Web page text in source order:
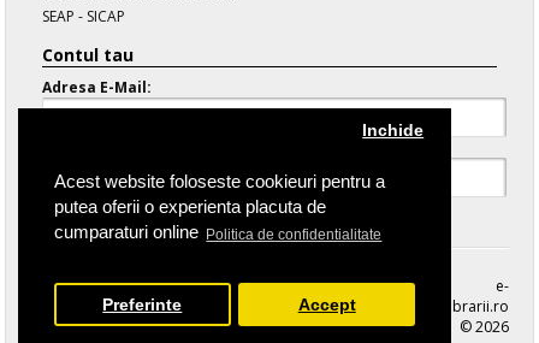
Acest website foloseste cookieuri pentru a
putea oferii o experienta placuta de
cumparaturi online Politica de confidentialitate
Inchide
Preferinte Accept
SEAP - SICAP
Contul tau
Adresa E-Mail:
Parola Uitata
e-
librarii.ro
© 2026